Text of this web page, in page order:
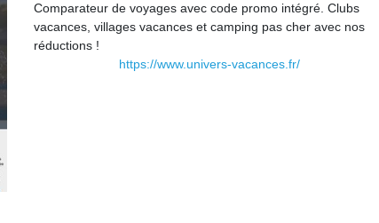
Comparateur de voyages avec code promo intégré. Clubs
vacances, villages vacances et camping pas cher avec nos
réductions !
https://www.univers-vacances.fr/